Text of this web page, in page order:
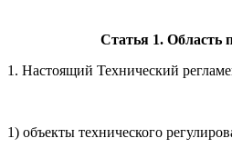
Статья 1. Область
1. Настоящий Технический
1) объекты технического